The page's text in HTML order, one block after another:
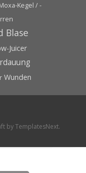
Kegel / -
Blase
Juicer
Wunden
by TemplatesNext.